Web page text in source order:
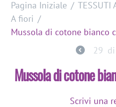
Pagina Iniziale / TESSUTI
A fiori /
Mussola di cotone bianco
29 di
Mussola di cotone
Scrivi una